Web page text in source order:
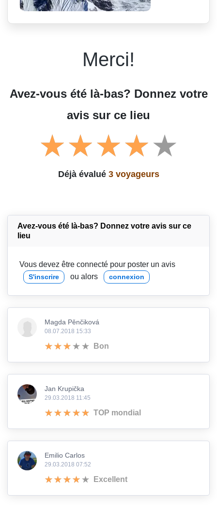
Merci!
Avez-vous été là-bas? Donnez votre
avis sur ce lieu
Déjà évalué 3 voyageurs
Avez-vous été là-bas? Donnez votre avis sur ce
lieu
Vous devez être connecté pour poster un avis
S'inscrire ou alors connexion
Magda Pěnčiková
08.07.2018 15:33
Bon
Jan Krupička
29.03.2018 11:45
TOP mondial
Emilio Carlos
29.03.2018 07:52
Excellent